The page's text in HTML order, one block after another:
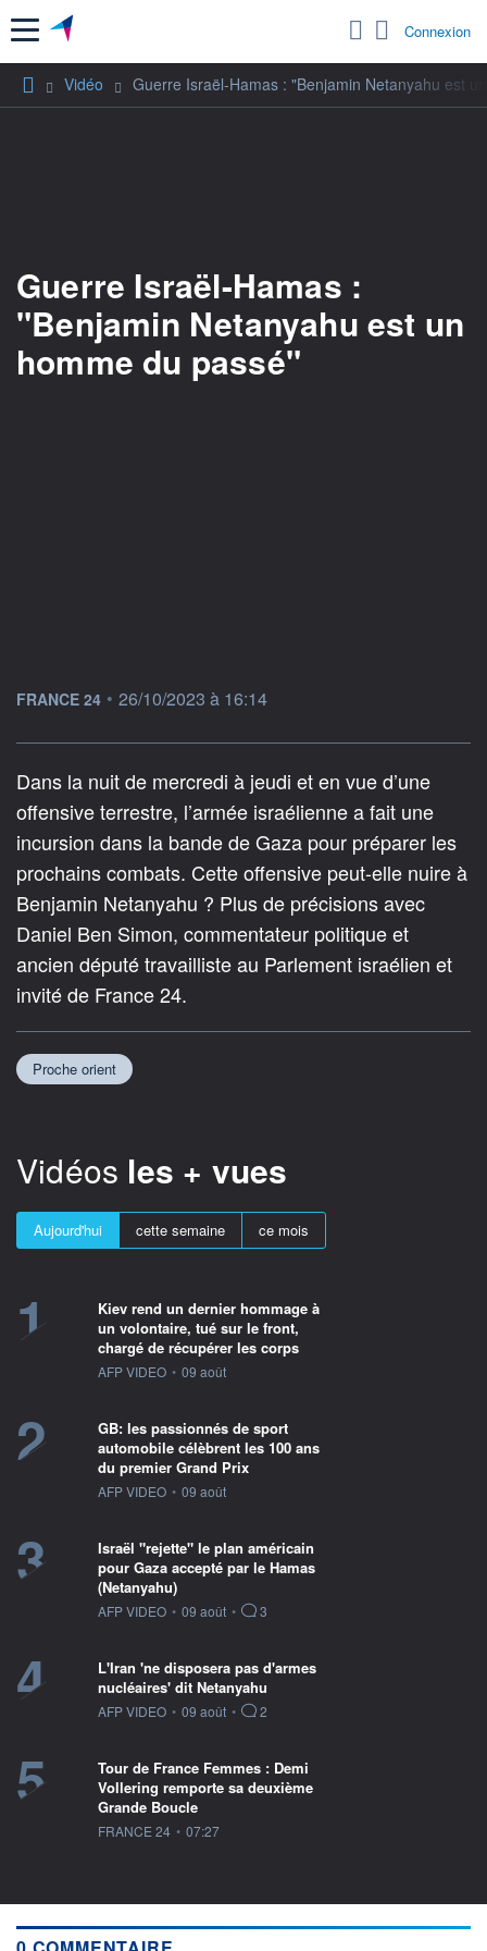
Menu Connexion
Vidéo Guerre Israël-Hamas : "Benjamin Netanyahu est
Guerre Israël-Hamas :
"Benjamin Netanyahu est un
homme du passé"
information fournie par
FRANCE 24 • 26/10/2023 à 16:14
Dans la nuit de mercredi à jeudi et en vue d’une
offensive terrestre, l’armée israélienne a fait une
incursion dans la bande de Gaza pour préparer les
prochains combats. Cette offensive peut-elle nuire à
Benjamin Netanyahu ? Plus de précisions avec
Daniel Ben Simon, commentateur politique et
ancien député travailliste au Parlement israélien et
invité de France 24.
Proche orient
Vidéos les + vues
Aujourd'hui cette semaine ce mois
1
Kiev rend un dernier hommage à
un volontaire, tué sur le front,
chargé de récupérer les corps
information fournie par
AFP VIDEO • 09 août
2
GB: les passionnés de sport
automobile célèbrent les 100 ans
du premier Grand Prix
information fournie par
AFP VIDEO • 09 août
3
Israël "rejette" le plan américain
pour Gaza accepté par le Hamas
(Netanyahu)
information fournie par
AFP VIDEO • 09 août • 3
4
L'Iran 'ne disposera pas d'armes
nucléaires' dit Netanyahu
information fournie par
AFP VIDEO • 09 août • 2
5
Tour de France Femmes : Demi
Vollering remporte sa deuxième
Grande Boucle
information fournie par
FRANCE 24 • 07:27